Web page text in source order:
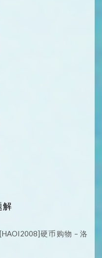
硬币购物 – 洛